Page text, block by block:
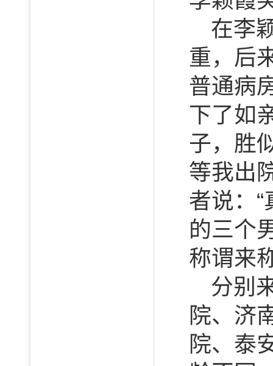
在李
重，后
普通病
下了如
子，胜
等我出
者说：
的三个
称谓来
分别
院、济
院、泰